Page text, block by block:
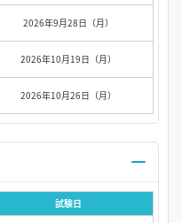
2026年9月28日（月）
2026年10月19日（月）
2026年10月26日（月）
試験日